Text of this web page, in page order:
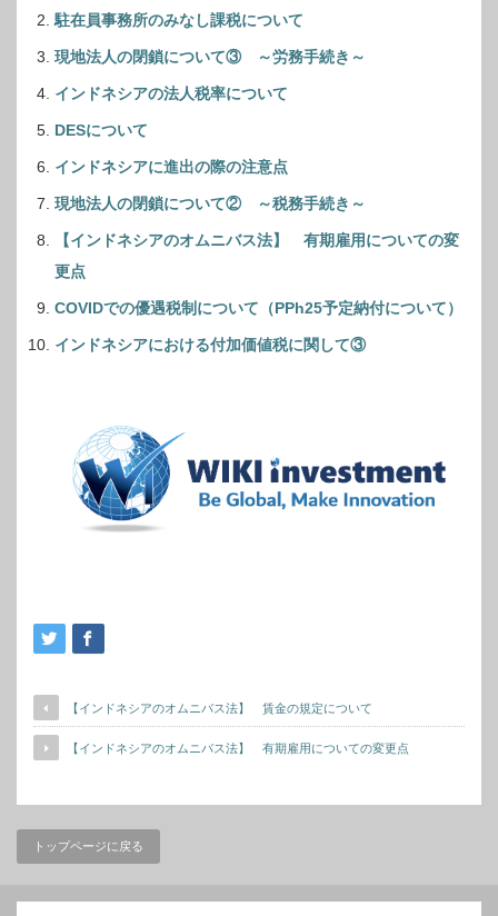
駐在員事務所のみなし課税について
現地法人の閉鎖について③ ～労務手続き～
インドネシアの法人税率について
DESについて
インドネシアに進出の際の注意点
現地法人の閉鎖について② ～税務手続き～
【インドネシアのオムニバス法】 有期雇用についての変
更点
COVIDでの優遇税制について（PPh25予定納付について）
インドネシアにおける付加価値税に関して③
【インドネシアのオムニバス法】 賃金の規定について
【インドネシアのオムニバス法】 有期雇用についての変更点
トップページに戻る